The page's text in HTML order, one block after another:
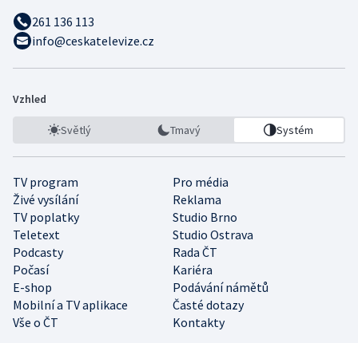
261 136 113
info@ceskatelevize.cz
Vzhled
Světlý Tmavý Systém
TV program
Pro média
Živé vysílání
Reklama
TV poplatky
Studio Brno
Teletext
Studio Ostrava
Podcasty
Rada ČT
Počasí
Kariéra
E-shop
Podávání námětů
Mobilní a TV aplikace
Časté dotazy
Vše o ČT
Kontakty